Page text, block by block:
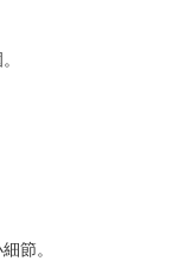
節。